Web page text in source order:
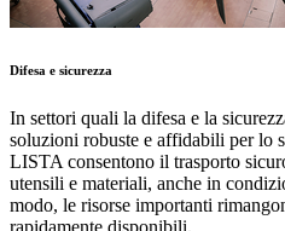
Difesa e sicurezza
In settori quali la difesa e la
soluzioni robuste e affidabili per lo
LISTA consentono il trasporto
utensili e materiali, anche in
modo, le risorse importanti